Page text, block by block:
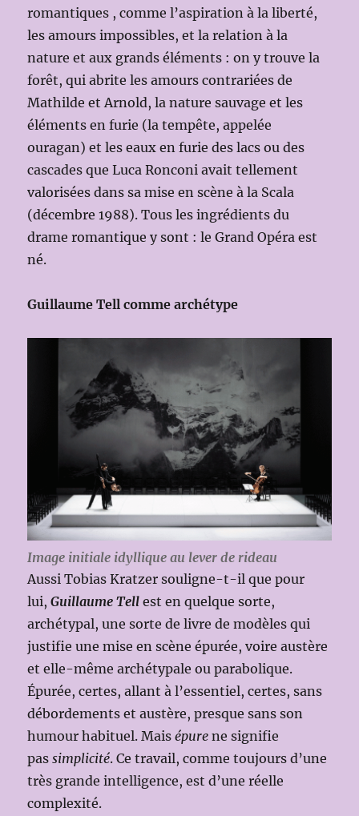
romantiques , comme l’aspiration à la liberté,
les amours impossibles, et la relation à la
nature et aux grands éléments : on y trouve la
forêt, qui abrite les amours contrariées de
Mathilde et Arnold, la nature sauvage et les
éléments en furie (la tempête, appelée
ouragan) et les eaux en furie des lacs ou des
cascades que Luca Ronconi avait tellement
valorisées dans sa mise en scène à la Scala
(décembre 1988). Tous les ingrédients du
drame romantique y sont : le Grand Opéra est
né.
Guillaume Tell comme archétype
Image initiale idyllique au lever de rideau
Aussi Tobias Kratzer souligne-t-il que pour
lui,Guillaume Tell est en quelque sorte,
archétypal, une sorte de livre de modèles qui
justifie une mise en scène épurée, voire austère
et elle-même archétypale ou parabolique.
Épurée, certes, allant à l’essentiel, certes, sans
débordements et austère, presque sans son
humour habituel. Maisépure ne signifie
passimplicité. Ce travail, comme toujours d’une
très grande intelligence, est d’une réelle
complexité.